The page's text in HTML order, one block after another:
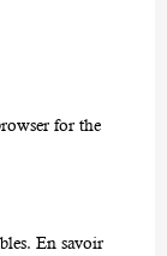
for the
En savoir